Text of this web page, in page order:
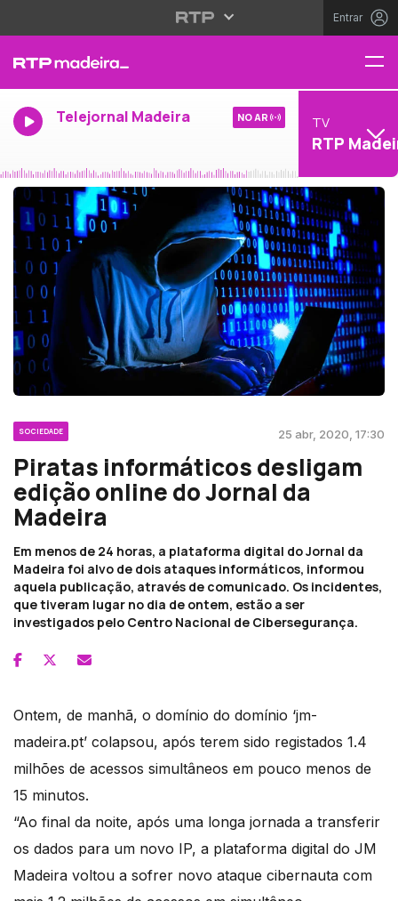
Entrar
Telejornal Madeira NO AR TV
RTP
SOCIEDADE 25 abr, 2020, 17:30
Piratas informáticos desligam
edição online do Jornal da
Madeira
Em menos de 24 horas, a plataforma digital do Jornal da
Madeira foi alvo de dois ataques informáticos, informou
aquela publicação, através de comunicado. Os incidentes,
que tiveram lugar no dia de ontem, estão a ser
investigados pelo Centro Nacional de Cibersegurança.
Ontem, de manhã, o domínio do domínio ‘jm-
madeira.pt’ colapsou, após terem sido registados 1.4
milhões de acessos simultâneos em pouco menos de
15 minutos.
“Ao final da noite, após uma longa jornada a transferir
os dados para um novo IP, a plataforma digital do JM
Madeira voltou a sofrer novo ataque cibernauta com